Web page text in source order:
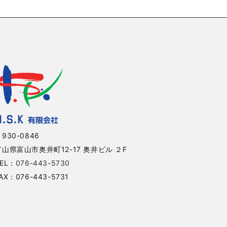
930-0846
山県富山市奥井町12-17 奥井ビル ２F
： 076-443-5730
：076-443-5731